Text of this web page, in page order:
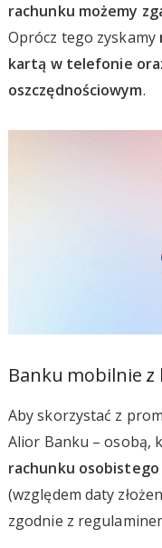
rachunku możemy
Oprócz tego zyskamy
kartą w telefonie
oszczędnościowym.
Banku mobilnie
Aby skorzystać z
Alior Banku – osobą,
rachunku osobistego
(względem daty
zgodnie z